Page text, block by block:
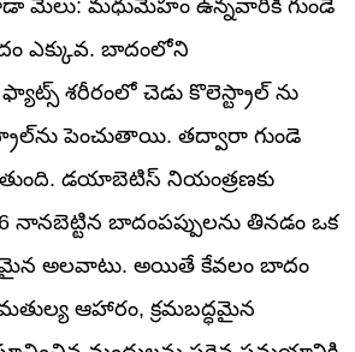
మేలు: మధుమేహం ఉన్నవారికి గుండె
ఎక్కువ. బాదంలోని
శరీరంలో చెడు కొలెస్ట్రాల్ ను
పెంచుతాయి. తద్వారా గుండె
డయాబెటిస్ నియంత్రణకు
నానబెట్టిన బాదంపప్పులను తినడం ఒక
అలవాటు. అయితే కేవలం బాదం
ఆహారం, క్రమబద్ధమైన